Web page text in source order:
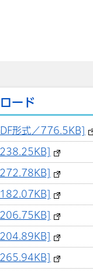
ード
形式／776.5KB]